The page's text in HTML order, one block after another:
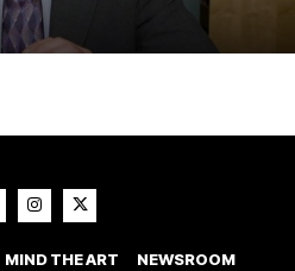
MIND THE ART NEWSROOM